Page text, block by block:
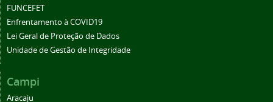
FUNCEFET
Enfrentamento à COVID19
Lei Geral de Proteção de Dados
Unidade de Gestão de Integridade
Campi
Aracaju